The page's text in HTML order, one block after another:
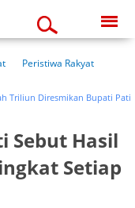
11:38:10 pm
Peristiwa Rakyat
Diresmikan Bupati Pati
Sebut Hasil
Setiap